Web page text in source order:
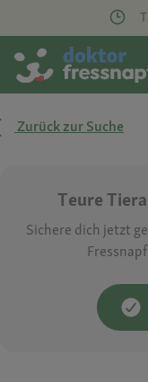
Zurück zur Suche
Teure
Sichere dich jetzt